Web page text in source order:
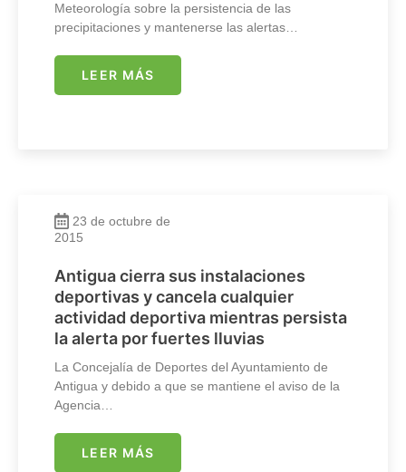
Meteorología sobre la persistencia de las
precipitaciones y mantenerse las alertas…
LEER MÁS
23 de octubre de
2015
Antigua cierra sus instalaciones
deportivas y cancela cualquier
actividad deportiva mientras persista
la alerta por fuertes lluvias
La Concejalía de Deportes del Ayuntamiento de
Antigua y debido a que se mantiene el aviso de la
Agencia…
LEER MÁS